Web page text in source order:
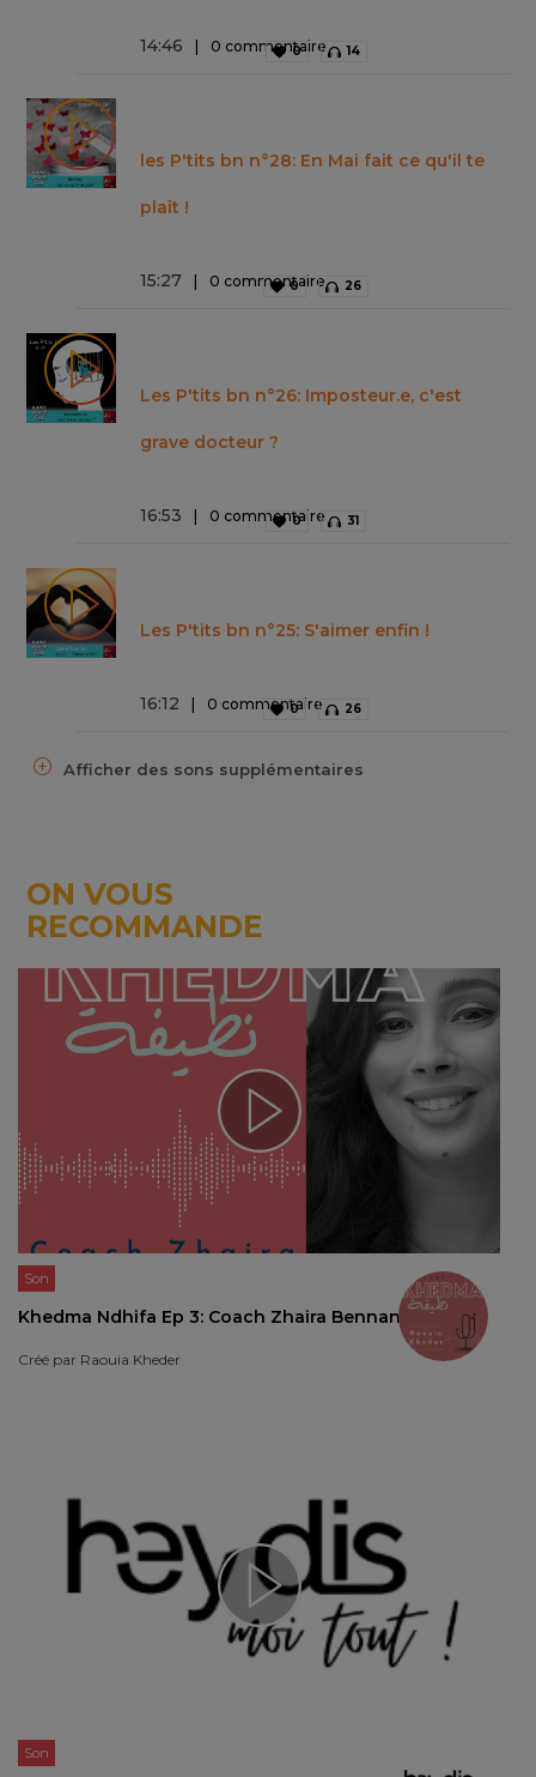
14:46 0 commentaire
0 14
les P'tits bn n°28: En Mai fait ce qu'il te
plaît !
15:27 0 commentaire
0 26
Les P'tits bn n°26: Imposteur.e, c'est
grave docteur ?
16:53 0 commentaire
0 31
Les P'tits bn n°25: S'aimer enfin !
16:12 0 commentaire
0 26
Afficher des sons supplémentaires
ON VOUS
RECOMMANDE
Son
Khedma Ndhifa Ep 3: Coach Zhaira Bennani
Créé par Raouia Kheder
Son